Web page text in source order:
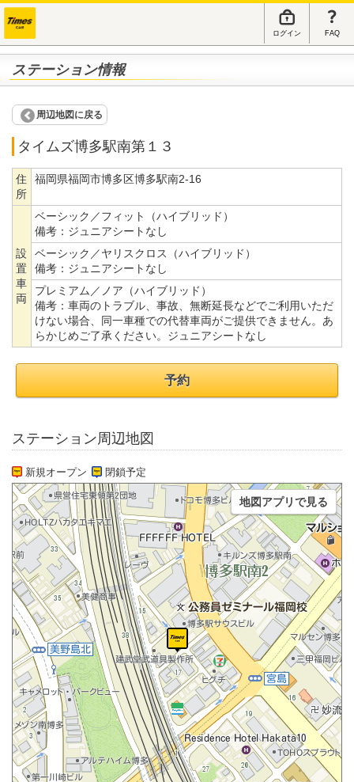
ログイン FAQ
ステーション情報
周辺地図に戻る
タイムズ博多駅南第１３
住
所
福岡県福岡市博多区博多駅南2-16
設
置
車
両
ベーシック／フィット（ハイブリッド）
備考： ジュニアシートなし
ベーシック／ヤリスクロス（ハイブリッド）
備考： ジュニアシートなし
プレミアム／ノア（ハイブリッド）
備考： 車両のトラブル、事故、無断延長などでご利用いただ
けない場合、同一車種での代替車両がご提供できません。あ
らかじめご了承ください。ジュニアシートなし
予約
ステーション周辺地図
新規オープン 閉鎖予定
地図アプリで見る